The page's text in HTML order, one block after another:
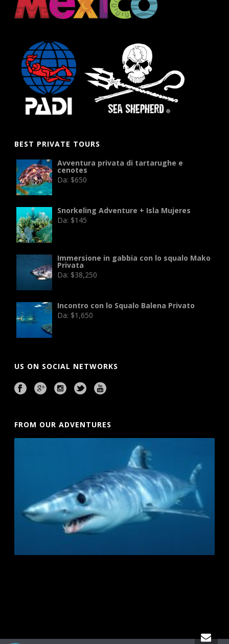
BEST PRIVATE TOURS
Avventura privata di tartarughe e
cenotes
Da: $650
Snorkeling Adventure + Isla Mujeres
Da: $145
Immersione in gabbia con lo squalo Mako
Privata
Da: $38,250
Incontro con lo Squalo Balena Privato
Da: $1,650
US ON SOCIAL NETWORKS
FROM OUR ADVENTURES